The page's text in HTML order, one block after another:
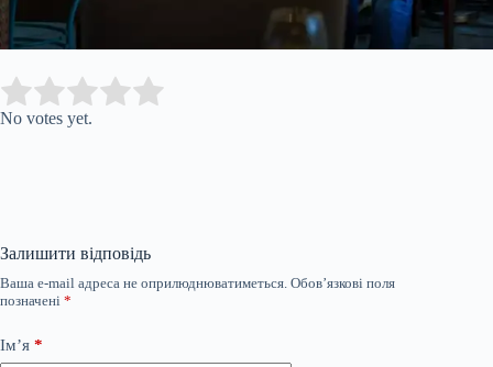
Rate this item:
No votes yet.
Залишити відповідь
Ваша e-mail адреса не оприлюднюватиметься. Обов’язкові поля
позначені *
Ім’я *